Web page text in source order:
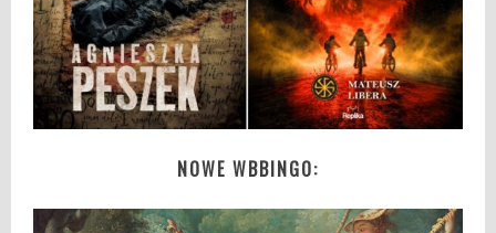
NOWE WBBINGO: